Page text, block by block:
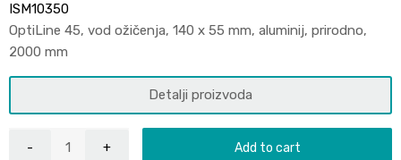
ISM10350
OptiLine 45, vod ožičenja, 140 x 55 mm, aluminij, prirodno,
2000 mm
Detalji proizvoda
Add to cart